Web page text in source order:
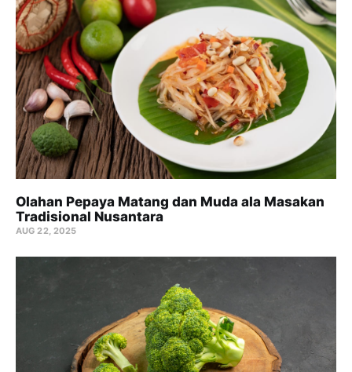
Olahan Pepaya Matang dan Muda ala Masakan
Tradisional Nusantara
AUG 22, 2025